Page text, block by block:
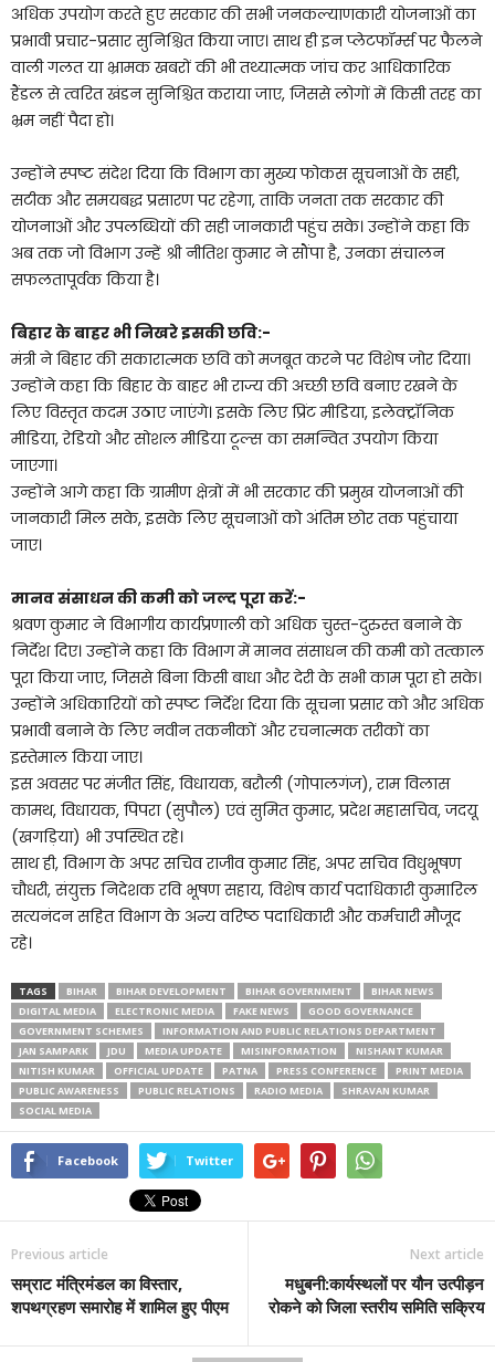
अधिक उपयोग करते हुए सरकार की सभी जनकल्याणकारी योजनाओं का
प्रभावी प्रचार-प्रसार सुनिश्चित किया जाए। साथ ही इन प्लेटफॉर्म्स पर फैलने
वाली गलत या भ्रामक खबरों की भी तथ्यात्मक जांच कर आधिकारिक
हैंडल से त्वरित खंडन सुनिश्चित कराया जाए, जिससे लोगों में किसी तरह का
भ्रम नहीं पैदा हो।
उन्होंने स्पष्ट संदेश दिया कि विभाग का मुख्य फोकस सूचनाओं के सही,
सटीक और समयबद्ध प्रसारण पर रहेगा, ताकि जनता तक सरकार की
योजनाओं और उपलब्धियों की सही जानकारी पहुंच सके। उन्होंने कहा कि
अब तक जो विभाग उन्हें श्री नीतिश कुमार ने सौंपा है, उनका संचालन
सफलतापूर्वक किया है।
बिहार के बाहर भी निखरे इसकी छवि:-
मंत्री ने बिहार की सकारात्मक छवि को मजबूत करने पर विशेष जोर दिया।
उन्होंने कहा कि बिहार के बाहर भी राज्य की अच्छी छवि बनाए रखने के
लिए विस्तृत कदम उठाए जाएंगे। इसके लिए प्रिंट मीडिया, इलेक्ट्रॉनिक
मीडिया, रेडियो और सोशल मीडिया टूल्स का समन्वित उपयोग किया
जाएगा।
उन्होंने आगे कहा कि ग्रामीण क्षेत्रों में भी सरकार की प्रमुख योजनाओं की
जानकारी मिल सके, इसके लिए सूचनाओं को अंतिम छोर तक पहुंचाया
जाए।
मानव संसाधन की कमी को जल्द पूरा करें:-
श्रवण कुमार ने विभागीय कार्यप्रणाली को अधिक चुस्त-दुरुस्त बनाने के
निर्देश दिए। उन्होंने कहा कि विभाग में मानव संसाधन की कमी को तत्काल
पूरा किया जाए, जिससे बिना किसी बाधा और देरी के सभी काम पूरा हो सके।
उन्होंने अधिकारियों को स्पष्ट निर्देश दिया कि सूचना प्रसार को और अधिक
प्रभावी बनाने के लिए नवीन तकनीकों और रचनात्मक तरीकों का
इस्तेमाल किया जाए।
इस अवसर पर मंजीत सिंह, विधायक, बरौली (गोपालगंज), राम विलास
कामथ, विधायक, पिपरा (सुपौल) एवं सुमित कुमार, प्रदेश महासचिव, जदयू
(खगड़िया) भी उपस्थित रहे।
साथ ही, विभाग के अपर सचिव राजीव कुमार सिंह, अपर सचिव विधुभूषण
चौधरी, संयुक्त निदेशक रवि भूषण सहाय, विशेष कार्य पदाधिकारी कुमारिल
सत्यनंदन सहित विभाग के अन्य वरिष्ठ पदाधिकारी और कर्मचारी मौजूद
रहे।
TAGS BIHAR BIHAR DEVELOPMENT BIHAR GOVERNMENT
BIHAR NEWS
DIGITAL MEDIA
ELECTRONIC MEDIA FAKE NEWS
GOOD GOVERNANCE
GOVERNMENT SCHEMES
INFORMATION AND PUBLIC RELATIONS DEPARTMENT
JAN SAMPARK
JDU MEDIA UPDATE MISINFORMATION
NISHANT KUMAR
NITISH KUMAR
OFFICIAL UPDATE PATNA PRESS CONFERENCE
PRINT MEDIA
PUBLIC AWARENESS
PUBLIC RELATIONS RADIO MEDIA
SHRAVAN KUMAR
SOCIAL MEDIA
Facebook Twitter
Previous article
सम्राट मंत्रिमंडल का विस्तार,
शपथग्रहण समारोह में शामिल हुए पीएम
Next article
मधुबनी:कार्यस्थलों पर यौन उत्पीड़न
रोकने को जिला स्तरीय समिति सक्रिय